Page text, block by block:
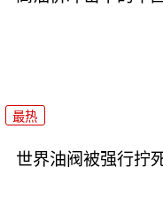
最热
世界油阀被强行拧